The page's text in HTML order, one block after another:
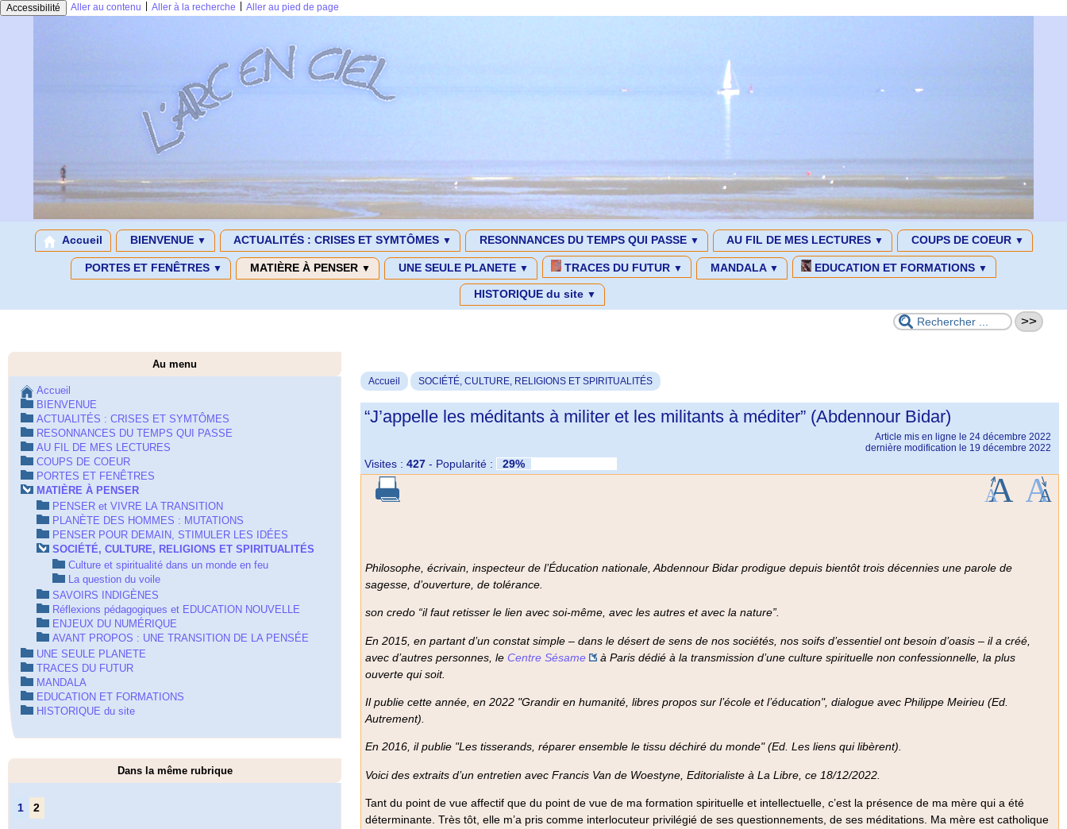
Accessibilité Aller au contenu Aller à la recherche Aller au pied de page
Accueil BIENVENUE ▼ ACTUALITÉS : CRISES ET SYMTÔMES ▼ RESONNANCES DU TEMPS QUI PASSE ▼ AU FIL DE MES LECTURES ▼ COUPS DE COEUR ▼
PORTES ET FENÊTRES ▼ MATIÈRE À PENSER ▼ UNE SEULE PLANETE ▼ TRACES DU FUTUR ▼ MANDALA ▼ EDUCATION ET FORMATIONS ▼
HISTORIQUE du site ▼
Accueil SOCIÉTÉ, CULTURE, RELIGIONS ET SPIRITUALITÉS
“J’appelle les méditants à militer et les militants à méditer” (Abdennour Bidar)
Article mis en ligne le 24 décembre 2022
dernière modification le 19 décembre 2022
Visites : 427- Popularité : 29%
Philosophe, écrivain, inspecteur de l’Éducation nationale, Abdennour Bidar prodigue depuis bientôt trois décennies une parole de
sagesse, d’ouverture, de tolérance.
son credo “il faut retisser le lien avec soi-même, avec les autres et avec la nature”.
En 2015, en partant d’un constat simple – dans le désert de sens de nos sociétés, nos soifs d’essentiel ont besoin d’oasis – il a créé,
avec d’autres personnes, le Centre Sésame
à Paris dédié à la transmission d’une culture spirituelle non confessionnelle, la plus
ouverte qui soit.
Il publie cette année, en 2022 "Grandir en humanité, libres propos sur l’école et l’éducation", dialogue avec Philippe Meirieu (Ed.
Autrement).
En 2016, il publie "Les tisserands, réparer ensemble le tissu déchiré du monde"(Ed. Les liens qui libèrent).
Voici des extraits d’un entretien avec Francis Van de Woestyne, Editorialiste à La Libre, ce 18/12/2022.
Tant du point de vue affectif que du point de vue de ma formation spirituelle et intellectuelle, c’est la présence de ma mère qui a été
déterminante. Très tôt, elle m’a pris comme interlocuteur privilégié de ses questionnements, de ses méditations. Ma mère est catholique
Au menu
Accueil
BIENVENUE
ACTUALITÉS : CRISES ET SYMTÔMES
RESONNANCES DU TEMPS QUI PASSE
AU FIL DE MES LECTURES
COUPS DE COEUR
PORTES ET FENÊTRES
MATIÈRE À PENSER
PENSER et VIVRE LA TRANSITION
PLANÈTE DES HOMMES : MUTATIONS
PENSER POUR DEMAIN, STIMULER LES IDÉES
SOCIÉTÉ, CULTURE, RELIGIONS ET SPIRITUALITÉS
Culture et spiritualité dans un monde en feu
La question du voile
SAVOIRS INDIGÈNES
Réflexions pédagogiques et EDUCATION NOUVELLE
ENJEUX DU NUMÉRIQUE
AVANT PROPOS : UNE TRANSITION DE LA PENSÉE
UNE SEULE PLANETE
TRACES DU FUTUR
MANDALA
EDUCATION ET FORMATIONS
HISTORIQUE du site
Dans la même rubrique
1 2